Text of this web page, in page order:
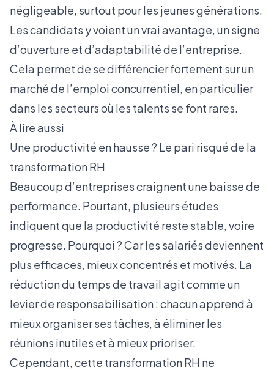
négligeable, surtout pour les jeunes générations.
Les candidats y voient un vrai avantage, un signe
d’ouverture et d’adaptabilité de l’entreprise.
Cela permet de se différencier fortement sur un
marché de l’emploi concurrentiel, en particulier
dans les secteurs où les talents se font rares.
À lire aussi
Une productivité en hausse ? Le pari risqué de la
transformation RH
Beaucoup d’entreprises craignent une baisse de
performance. Pourtant, plusieurs études
indiquent que la productivité reste stable, voire
progresse. Pourquoi ? Car les salariés deviennent
plus efficaces, mieux concentrés et motivés. La
réduction du temps de travail agit comme un
levier de responsabilisation : chacun apprend à
mieux organiser ses tâches, à éliminer les
réunions inutiles et à mieux prioriser.
Cependant, cette transformation RH ne